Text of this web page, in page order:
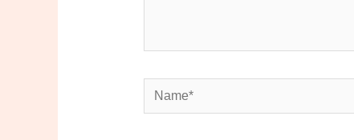
Name*